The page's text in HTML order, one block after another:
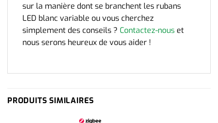
sur la manière dont se branchent les rubans
LED blanc variable ou vous cherchez
simplement des conseils ? Contactez-nous et
nous serons heureux de vous aider !
PRODUITS SIMILAIRES